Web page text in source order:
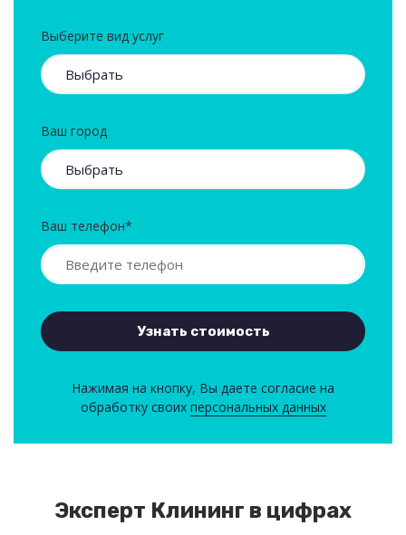
Выберите вид услуг
Ваш город
Ваш телефон*
Нажимая на кнопку, Вы даете согласие на
обработку своих персональных данных
Эксперт Клининг в цифрах